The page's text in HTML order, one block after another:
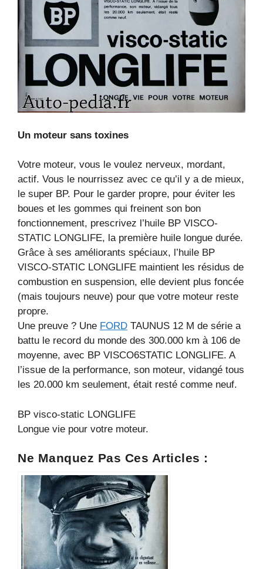
Un moteur sans toxines
Votre moteur, vous le voulez nerveux, mordant,
actif. Vous le nourrissez avec ce qu’il y a de mieux,
le super BP. Pour le garder propre, pour éviter les
boues et les gommes qui freinent son bon
fonctionnement, prescrivez l’huile BP VISCO-
STATIC LONGLIFE, la première huile longue durée.
Grâce à ses améliorants spéciaux, l’huile BP
VISCO-STATIC LONGLIFE maintient les résidus de
combustion en suspension, elle devient plus foncée
(mais toujours neuve) pour que votre moteur reste
propre.
Une preuve ? Une FORD TAUNUS 12 M de série a
battu le record du monde des 300.000 km à 106 de
moyenne, avec BP VISCO6STATIC LONGLIFE. A
l’issue de la performance, son moteur, vidangé tous
les 20.000 km seulement, était resté comme neuf.
BP visco-static LONGLIFE
Longue vie pour votre moteur.
Ne Manquez Pas Ces Articles :